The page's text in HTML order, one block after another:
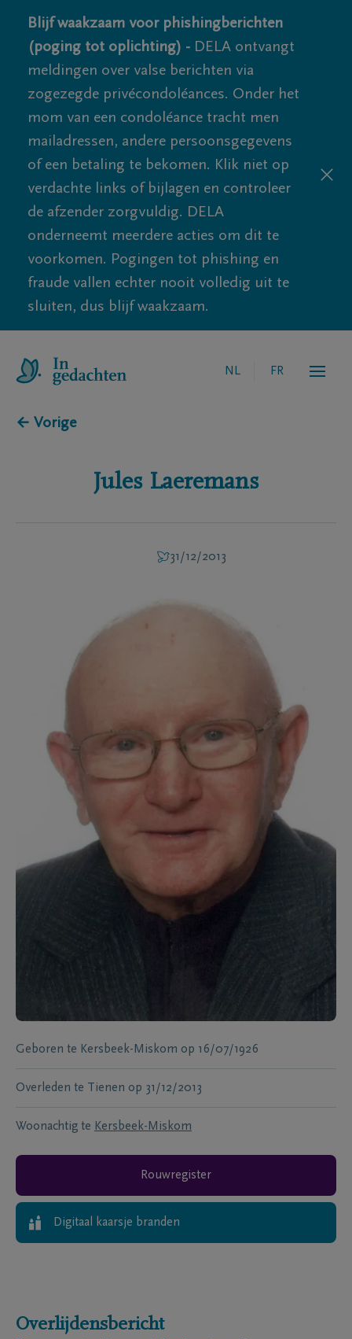
Blijf waakzaam voor phishingberichten
(poging tot oplichting) - DELA ontvangt
meldingen over valse berichten via
zogezegde privécondoléances. Onder het
mom van een condoléance tracht men
mailadressen, andere persoonsgegevens
of een betaling te bekomen. Klik niet op
verdachte links of bijlagen en controleer
de afzender zorgvuldig. DELA
onderneemt meerdere acties om dit te
voorkomen. Pogingen tot phishing en
fraude vallen echter nooit volledig uit te
sluiten, dus blijf waakzaam.
NL FR
← Vorige
Jules Laeremans
31/12/2013
Geboren te Kersbeek-Miskom op 16/07/1926
Overleden te Tienen op 31/12/2013
Woonachtig te Kersbeek-Miskom
Rouwregister
Digitaal kaarsje branden
Overlijdensbericht